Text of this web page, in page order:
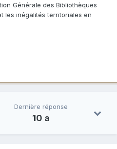
Générale des Bibliothèques
les inégalités territoriales en
Dernière réponse
10 a